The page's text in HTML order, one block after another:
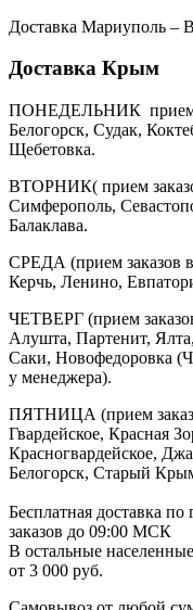
Доставка Мариуполь –
Доставка Крым
ПОНЕДЕЛЬНИК прием
Белогорск, Судак,
Щебетовка.
ВТОРНИК( прием
Симферополь,
Балаклава.
СРЕДА (прием заказов
Керчь, Ленино,
ЧЕТВЕРГ (прием
Алушта, Партенит,
Саки, Новофедоровка
у менеджера).
ПЯТНИЦА (прием
Гвардейское, Красная
Красногвардейское,
Белогорск, Старый
Бесплатная доставка
заказов до 09:00 МСК
В остальные
от 3 000 руб.